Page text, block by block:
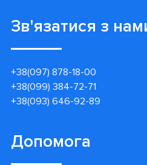
Зв'язатися з
+38(097) 878-18-00
+38(099) 384-72-71
+38(093) 646-92-89
Допомога